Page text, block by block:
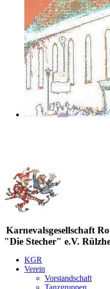
Karnevalsgesellschaft
"Die Stecher" e.V.
KGR
Verein
Vorstandschaft